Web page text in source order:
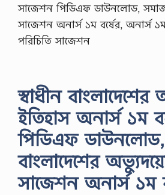
সাজেশন পিডিএফ ডাউনলোড,
সাজেশন অনার্স ১ম বর্ষের, অনার্স
পরিচিতি সাজেশন
স্বাধীন
ইতিহাস অনার্স ১ম
পিডিএফ ডাউনলোড,
বাংলাদেশের
সাজেশন অনার্স ১ম